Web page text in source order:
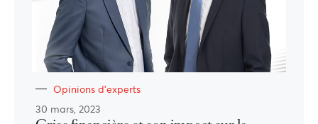
Opinions d'experts
30 mars, 2023